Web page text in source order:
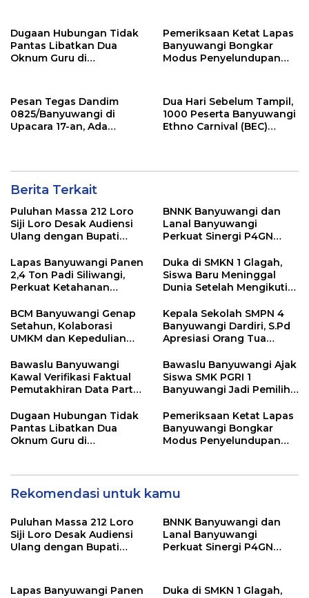
Dugaan Hubungan Tidak
Pantas Libatkan Dua
Oknum Guru di
Pemeriksaan Ketat Lapas
Banyuwangi Bongkar
Modus Penyelundupan
Pesan Tegas Dandim
0825/Banyuwangi di
Upacara 17-an, Ada
Dua Hari Sebelum Tampil,
1000 Peserta Banyuwangi
Ethno Carnival (BEC)
Berita Terkait
Puluhan Massa 212 Loro
Siji Loro Desak Audiensi
Ulang dengan Bupati
hingga Polusi Tambang
Pasir
BNNK Banyuwangi dan
Lanal Banyuwangi
Perkuat Sinergi P4GN
Lapas Banyuwangi Panen
2,4 Ton Padi Siliwangi,
Perkuat Ketahanan
Duka di SMKN 1 Glagah,
Siswa Baru Meninggal
Dunia Setelah Mengikuti
BCM Banyuwangi Genap
Setahun, Kolaborasi
UMKM dan Kepedulian
Anniversary
Kepala Sekolah SMPN 4
Banyuwangi Dardiri, S.Pd
Apresiasi Orang Tua
Pagi Sambut Siswa di
Depan Gerbang Sekolah
Bawaslu Banyuwangi
Kawal Verifikasi Faktual
Pemutakhiran Data Partai
Bawaslu Banyuwangi Ajak
Siswa SMK PGRI 1
Banyuwangi Jadi Pemilih
Dugaan Hubungan Tidak
Pantas Libatkan Dua
Oknum Guru di
Pemeriksaan Ketat Lapas
Banyuwangi Bongkar
Modus Penyelundupan
Rekomendasi untuk kamu
Puluhan Massa 212 Loro
Siji Loro Desak Audiensi
Ulang dengan Bupati
Pasir
BNNK Banyuwangi dan
Lanal Banyuwangi
Perkuat Sinergi P4GN
Lapas Banyuwangi Panen
Duka di SMKN 1 Glagah,